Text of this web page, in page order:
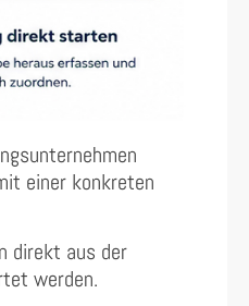
einer konkreten
direkt aus der
werden.